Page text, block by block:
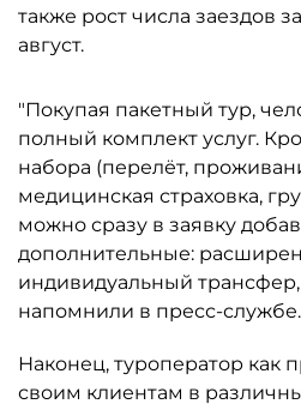
также рост числа заездов
август.
"Покупая пакетный тур,
полный комплект услуг.
набора (перелёт,
медицинская страховка,
можно сразу в заявку
дополнительные:
индивидуальный
напомнили в пресс-службе.
Наконец, туроператор как
своим клиентам в